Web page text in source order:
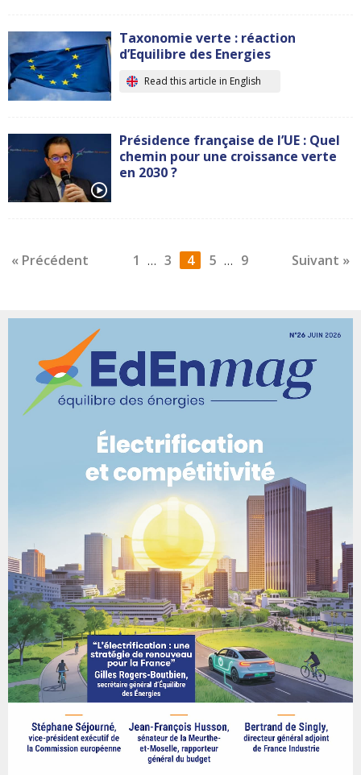
Taxonomie verte : réaction
d’Equilibre des Energies
Read this article in English
Présidence française de l’UE : Quel
chemin pour une croissance verte
en 2030 ?
1
« Précédent … 3 4 5 … Suivant »
9